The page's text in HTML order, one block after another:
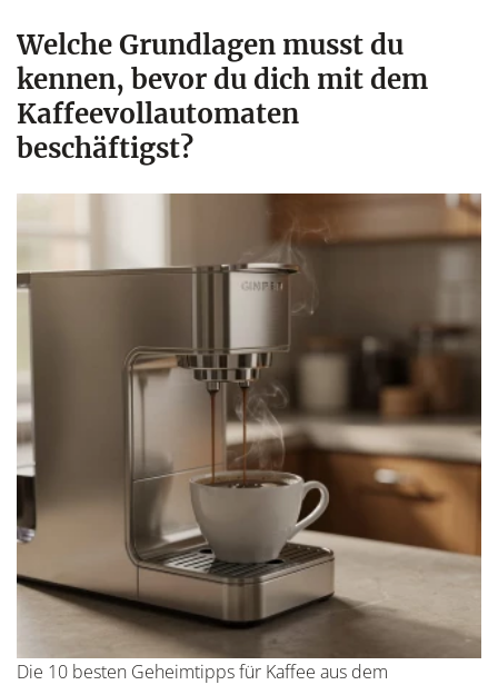
Welche Grundlagen musst du
kennen, bevor du dich mit dem
Kaffeevollautomaten
beschäftigst?
Die 10 besten Geheimtipps für Kaffee aus dem